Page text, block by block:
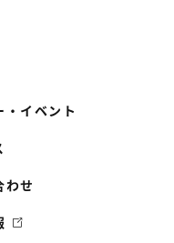
・イベント
わせ